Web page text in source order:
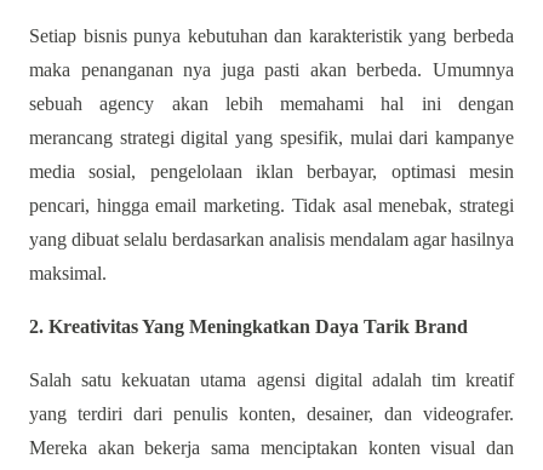
Setiap bisnis punya kebutuhan dan karakteristik yang berbeda
maka penanganan nya juga pasti akan berbeda. Umumnya
sebuah agency akan lebih memahami hal ini dengan
merancang strategi digital yang spesifik, mulai dari kampanye
media sosial, pengelolaan iklan berbayar, optimasi mesin
pencari, hingga email marketing. Tidak asal menebak, strategi
yang dibuat selalu berdasarkan analisis mendalam agar hasilnya
maksimal.
2. Kreativitas Yang Meningkatkan Daya Tarik Brand
Salah satu kekuatan utama agensi digital adalah tim kreatif
yang terdiri dari penulis konten, desainer, dan videografer.
Mereka akan bekerja sama menciptakan konten visual dan